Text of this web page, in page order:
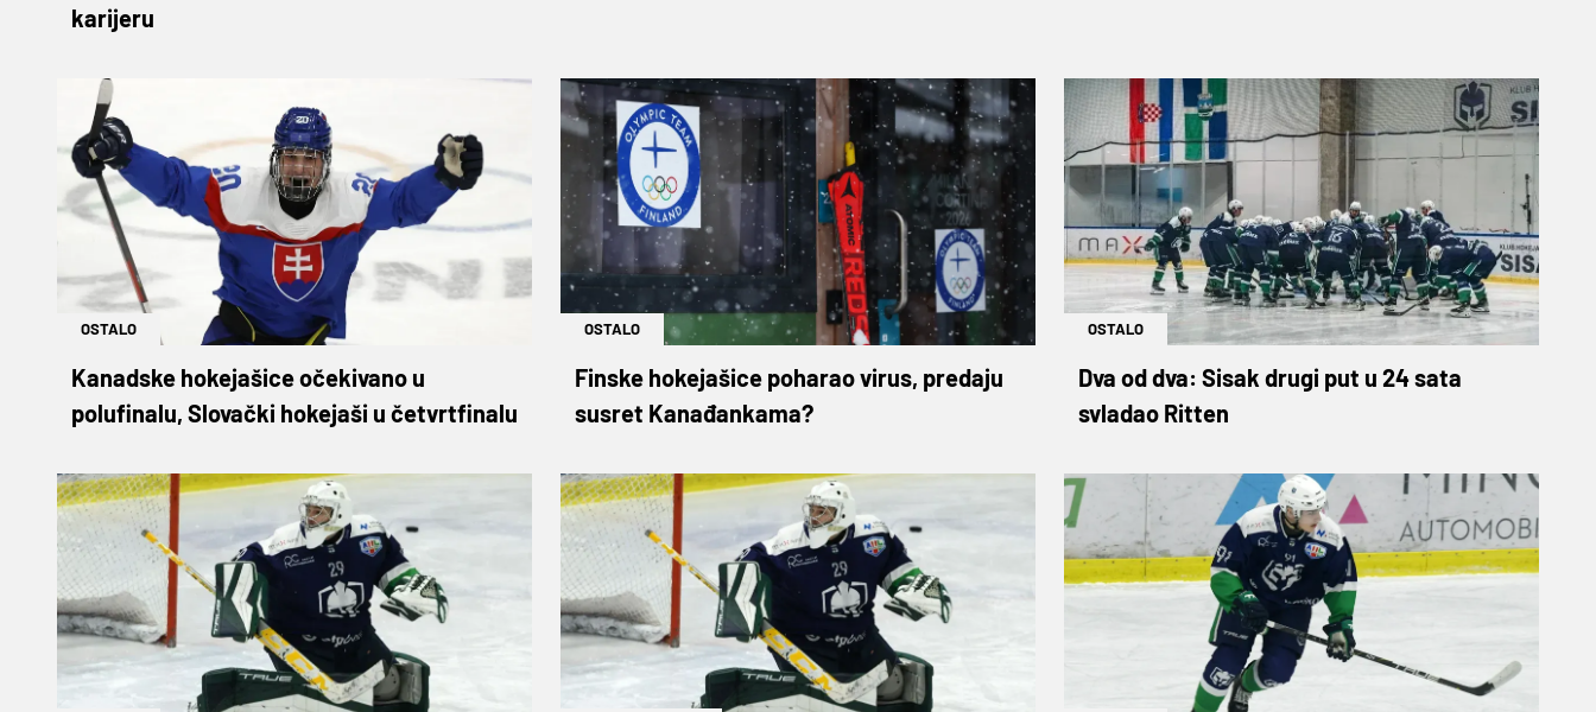
karijeru
OSTALO
Kanadske hokejašice očekivano u
polufinalu, Slovački hokejaši u četvrtfinalu
OSTALO
Finske hokejašice poharao virus, predaju
susret Kanađankama?
OSTALO
Dva od dva: Sisak drugi put u 24 sata
svladao Ritten